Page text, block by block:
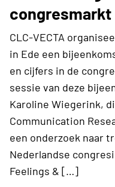
congresmarkt
CLC-VECTA
in Ede een
en cijfers in de
sessie van deze
Karoline Wiegerink,
Communication
een onderzoek naar
Nederlandse
Feelings & […]